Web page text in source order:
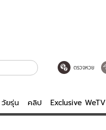
ตรวจหวย
วัยรุ่น คลิป Exclusive WeTV